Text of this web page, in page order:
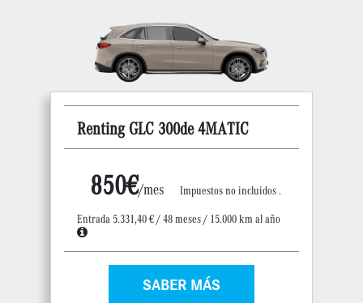
Renting GLC 300de 4MATIC
850€/mes
Impuestos no incluidos .
Entrada 5.331,40 € / 48 meses / 15.000 km al año
SABER MÁS